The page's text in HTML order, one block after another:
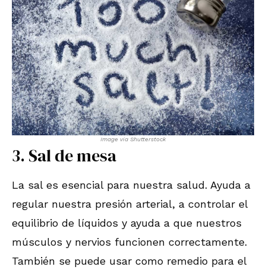
Image via Shutterstock
3. Sal de mesa
La sal es esencial para nuestra salud. Ayuda a
regular nuestra presión arterial, a controlar el
equilibrio de líquidos y ayuda a que nuestros
músculos y nervios funcionen correctamente.
También se puede usar como remedio para el